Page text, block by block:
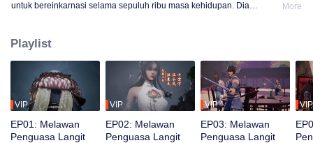
untuk bereinkarnasi selama sepuluh ribu masa kehidupan. Dia
membangkitkan ingatan akan Hongmeng. Kemudian Tan Yun memiliki bakat
tingkat Dewa dan giat berlatih demi meningkatkan kekuatannya. Kemudian
Tan Yun membalas kematian keluarganya dan menyatukan seluruh benua.
More
Playlist
VIP
EP01: Melawan
Penguasa Langit
VIP
EP02: Melawan
Penguasa Langit
VIP
EP03: Melawan
Penguasa Langit
VIP